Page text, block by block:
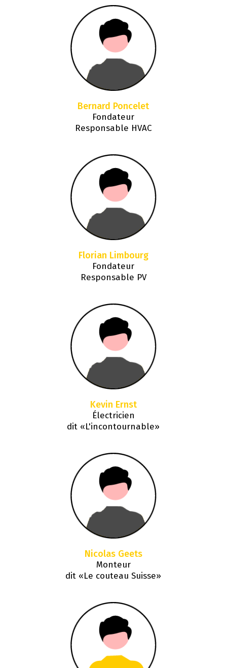
Bernard Poncelet
Fondateur
Responsable HVAC
Florian Limbourg
Fondateur
Responsable PV
Kevin Ernst
Électricien
dit «L'incontournable»
Nicolas Geets
Monteur
dit «Le couteau Suisse»